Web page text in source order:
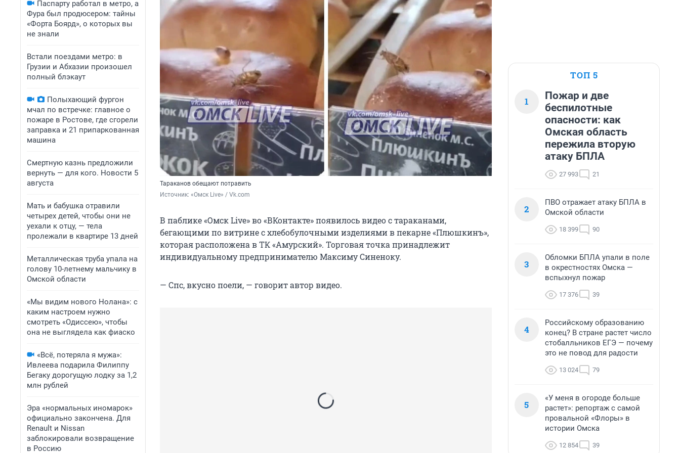
Паспарту работал в метро, а
Фура был продюсером: тайны
«Форта Боярд», о которых вы
не знали
Встали поездами метро: в
Грузии и Абхазии произошел
полный блэкаут
Полыхающий фургон
мчал по встречке: главное о
пожаре в Ростове, где сгорели
заправка и 21 припаркованная
машина
Смертную казнь предложили
вернуть — для кого. Новости 5
августа
Мать и бабушка отравили
четырех детей, чтобы они не
уехали к отцу, — тела
пролежали в квартире 13 дней
Металлическая труба упала на
голову 10-летнему мальчику в
Омской области
«Мы видим нового Нолана»: с
каким настроем нужно
смотреть «Одиссею», чтобы
она не выглядела как фиаско
«Всё, потеряла я мужа»:
Ивлеева подарила Филиппу
Бегаку дорогущую лодку за 1,2
млн рублей
Эра «нормальных иномарок»
официально закончена. Для
Renault и Nissan
заблокировали возвращение
в Россию
Тараканов обещают потравить
Источник: «Омск Live» / Vk.com
В паблике «Омск Live» во «ВКонтакте» появилось видео с тараканами,
бегающими по витрине с хлебобулочными изделиями в пекарне «Плюшкинъ»,
которая расположена в ТК «Амурский». Торговая точка принадлежит
индивидуальному предпринимателю Максиму Синеноку.
— Спс, вкусно поели, — говорит автор видео.
ТОП 5
1
Пожар и две
беспилотные
опасности: как
Омская область
пережила вторую
атаку БПЛА
27 993 21
2
ПВО отражает атаку БПЛА в
Омской области
18 399 90
3
Обломки БПЛА упали в поле
в окрестностях Омска —
вспыхнул пожар
17 376 39
4
Российскому образованию
конец? В стране растет число
стобалльников ЕГЭ — почему
это не повод для радости
13 024 79
5
«У меня в огороде больше
растет»: репортаж с самой
провальной «Флоры» в
истории Омска
12 854 39